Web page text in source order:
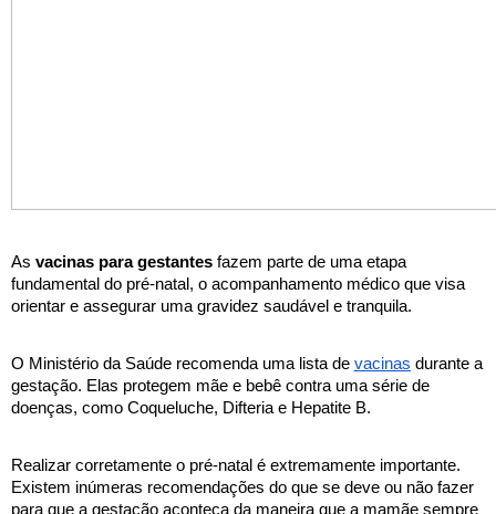
As vacinas para gestantes fazem parte de uma etapa
fundamental do pré-natal, o acompanhamento médico que visa
orientar e assegurar uma gravidez saudável e tranquila.
O Ministério da Saúde recomenda uma lista de vacinas durante a
gestação. Elas protegem mãe e bebê contra uma série de
doenças, como Coqueluche, Difteria e Hepatite B.
Realizar corretamente o pré-natal é extremamente importante.
Existem inúmeras recomendações do que se deve ou não fazer
para que a gestação aconteça da maneira que a mamãe sempre